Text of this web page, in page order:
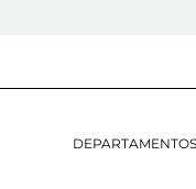
DEPARTAMENTOS